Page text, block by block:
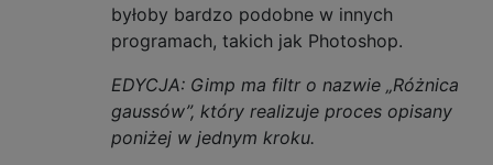
byłoby bardzo podobne w innych
programach, takich jak Photoshop.
EDYCJA: Gimp ma filtr o nazwie „Różnica
gaussów”, który realizuje proces opisany
poniżej w jednym kroku.